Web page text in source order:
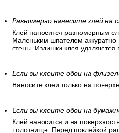
Обойный клей выбирается
производителя. Клей медленно
водой при постоянном
время клей набухнет и будет
его можно использовать.
Равномерно нанесите клей на
Клей наносится равномерным
Если вы клеите обои на